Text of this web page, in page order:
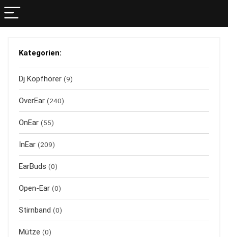
Kategorien:
Dj Kopfhörer (9)
OverEar (240)
OnEar (55)
InEar (209)
EarBuds (0)
Open-Ear (0)
Stirnband (0)
Mütze (0)